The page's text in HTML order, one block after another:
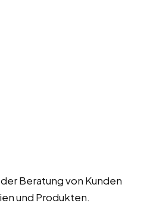
Beratung von Kunden
und Produkten.